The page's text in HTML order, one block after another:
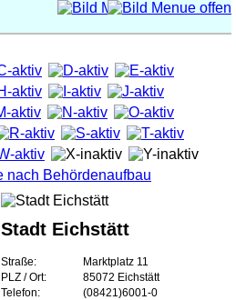
Stadt Eichstätt
Straße:
Marktplatz 11
PLZ / Ort:
85072 Eichstätt
Telefon:
(08421)6001-0